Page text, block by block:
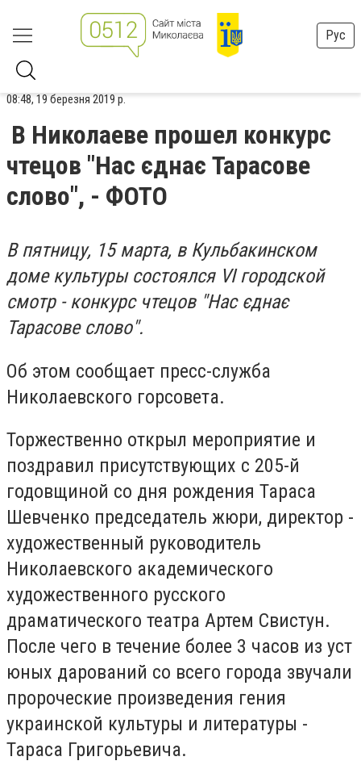
Рус
08:48, 19 березня 2019 р.
В Николаеве прошел конкурс
чтецов "Нас єднає Тарасове
слово", - ФОТО
В пятницу, 15 марта, в Кульбакинском
доме культуры состоялся VI городской
смотр - конкурс чтецов "Нас єднає
Тарасове слово".
Об этом сообщает пресс-служба
Николаевского горсовета.
Торжественно открыл мероприятие и
поздравил присутствующих с 205-й
годовщиной со дня рождения Тараса
Шевченко председатель жюри, директор -
художественный руководитель
Николаевского академического
художественного русского
драматического театра Артем Свистун.
После чего в течение более 3 часов из уст
юных дарований со всего города звучали
пророческие произведения гения
украинской культуры и литературы -
Тараса Григорьевича.